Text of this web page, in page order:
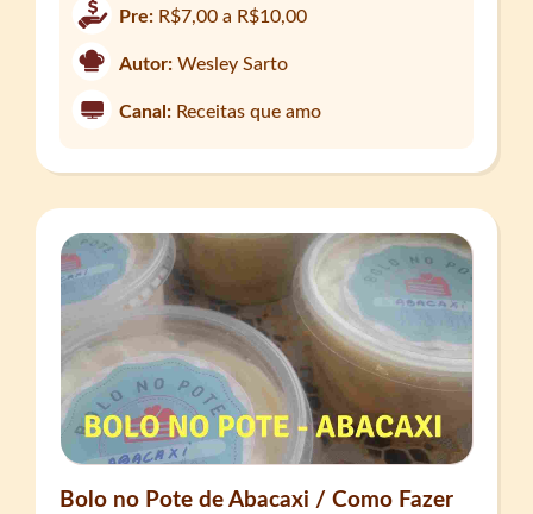
Pre: R$7,00 a R$10,00
Autor: Wesley Sarto
Canal: Receitas que amo
Bolo no Pote de Abacaxi / Como Fazer